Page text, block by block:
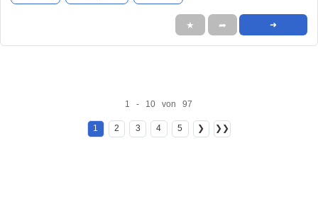
★ ➦ ➜
1 - 10 von 97
1 2 3 4 5 ❯ ❯❯